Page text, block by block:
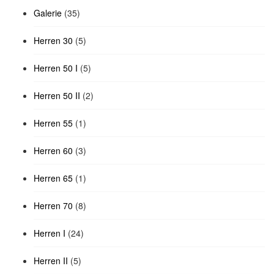
Galerie (35)
Herren 30 (5)
Herren 50 I (5)
Herren 50 II (2)
Herren 55 (1)
Herren 60 (3)
Herren 65 (1)
Herren 70 (8)
Herren I (24)
Herren II (5)